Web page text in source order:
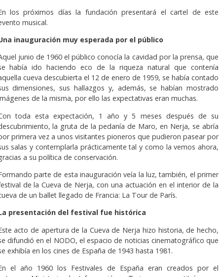
los próximos días la fundación presentará el cartel de este
musical.
inauguración muy esperada por el público
junio de 1960 el público conocía la cavidad por la prensa, que
había ido haciendo eco de la riqueza natural que contenía
cueva descubierta el 12 de enero de 1959, se había contado
dimensiones, sus hallazgos y, además, se habían mostrado
de la misma, por ello las expectativas eran muchas.
toda esta expectación, 1 año y 5 meses después de su
la gruta de la pedanía de Maro, en Nerja, se abría
primera vez a unos visitantes pioneros que pudieron pasear por
salas y contemplarla prácticamente tal y como la vemos ahora,
a su política de conservación.
parte de esta inauguración veía la luz, también, el primer
de la Cueva de Nerja, con una actuación en el interior de la
de un ballet llegado de Francia: La Tour de París.
presentación del festival fue histórica
acto de apertura de la Cueva de Nerja hizo historia, de hecho,
difundió en el NODO, el espacio de noticias cinematográfico que
exhibía en los cines de España de 1943 hasta 1981.
el año 1960 los Festivales de España eran creados por el